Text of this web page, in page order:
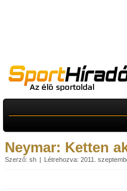
Neymar: Ketten
Szerző: sh Létrehozva: 2011.